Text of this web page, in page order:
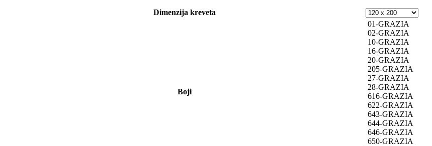
Dimenzija kreveta
Boji
01-GRAZIA
02-GRAZIA
10-GRAZIA
16-GRAZIA
20-GRAZIA
205-GRAZIA
27-GRAZIA
28-GRAZIA
616-GRAZIA
622-GRAZIA
643-GRAZIA
644-GRAZIA
646-GRAZIA
650-GRAZIA